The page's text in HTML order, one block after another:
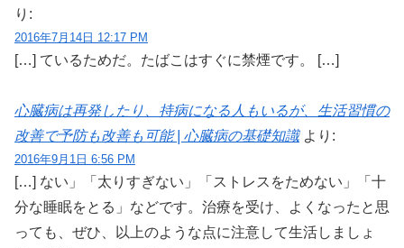
り:
2016年7月14日 12:17 PM
[…] ているためだ。たばこはすぐに禁煙です。 […]
心臓病は再発したり、持病になる人もいるが、生活習慣の
改善で予防も改善も可能 | 心臓病の基礎知識 より:
2016年9月1日 6:56 PM
[…] ない」「太りすぎない」「ストレスをためない」「十
分な睡眠をとる」などです。治療を受け、よくなったと思
っても、ぜひ、以上のような点に注意して生活しましょ